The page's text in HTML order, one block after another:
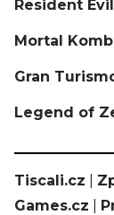
Resident Evil
Mortal
Gran
Legend of
Tiscali.cz
Games.cz